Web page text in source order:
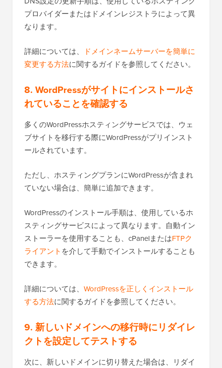
プロバイダーまたはドメインレジストラによって異
なります。
詳細については、
ドメインネームサーバーを簡単に
変更する方法に関するガイドを参照してください。
8. WordPressがサイトにインストールさ
れていることを確認する
多くのWordPressホスティングサービスでは、ウェ
ブサイトを移行する際にWordPressがプリインスト
ールされています。
ただし、ホスティングプランにWordPressが含まれ
ていない場合は、簡単に追加できます。
WordPressのインストール手順は、使用しているホ
スティングサービスによって異なります。自動イン
ストーラーを使用することも、cPanelまたはFTPク
ライアント を介して手動でインストールすることも
できます。
詳細については、 WordPressを正しくインストール
する方法に関するガイドを参照してください。
9. 新しいドメインへの移行時にリダイレ
クトを設定してテストする
次に、新しいドメインに切り替えた場合は、リダイ